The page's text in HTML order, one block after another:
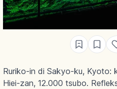
Ruriko-in di Sakyo-ku, Kyoto:
Hiei-zan, 12.000 tsubo.